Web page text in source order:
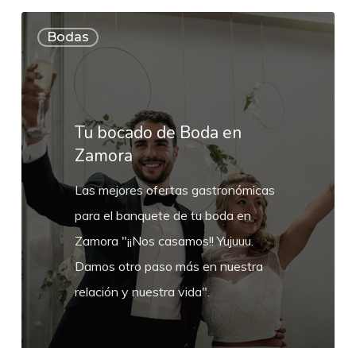
Bodas
bocado
de
Boda
en
Zamora
Tu bocado de Boda en
Zamora
Las mejores ofertas gastronómicas
para el banquete de tu boda en
Zamora "¡¡Nos casamos!! Yujuuu.
Damos otro paso más en nuestra
relación y nuestra vida".